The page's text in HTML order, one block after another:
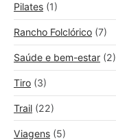
Pilates (1)
Rancho Folclórico (7)
Saúde e bem-estar (2)
Tiro (3)
Trail (22)
Viagens (5)